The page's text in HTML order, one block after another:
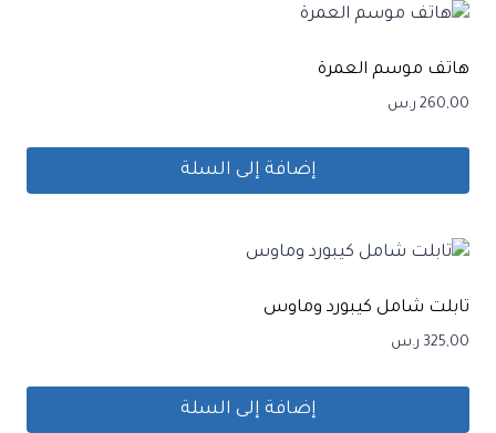
هاتف موسم العمرة
260,00 ر.س
إضافة إلى السلة
تابلت شامل كيبورد وماوس
325,00 ر.س
إضافة إلى السلة